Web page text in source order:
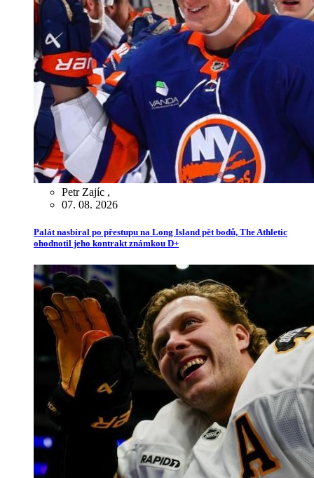
Petr Zajíc ,
07. 08. 2026
Palát nasbíral po přestupu na Long Island pět bodů, The Athletic
ohodnotil jeho kontrakt známkou D+